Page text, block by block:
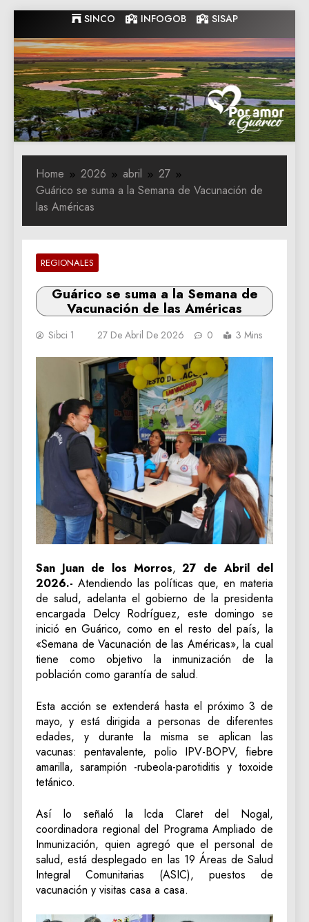
to
content
SINCO INFOGOB SISAP
Gobernacion
de Guarico
Gobernacion de Guarico
Home 2026 abril
27
Guárico se suma a la Semana de Vacunación de
las Américas
REGIONALES
Guárico se suma a la Semana de
Vacunación de las Américas
Sibci 1 27 De Abril De 2026 0 3 Mins
San Juan de los Morros,27 de Abril del
2026.- Atendiendo las políticas que, en materia
de salud, adelanta el gobierno de la presidenta
encargada Delcy Rodríguez, este domingo se
inició en Guárico, como en el resto del país, la
«Semana de Vacunación de las Américas», la cual
tiene como objetivo la inmunización de la
población como garantía de salud.
Esta acción se extenderá hasta el próximo 3 de
mayo, y está dirigida a personas de diferentes
edades, y durante la misma se aplican las
vacunas: pentavalente, polio IPV-BOPV, fiebre
amarilla, sarampión -rubeola-parotiditis y toxoide
tetánico.
Así lo señaló la lcda Claret del Nogal,
coordinadora regional del Programa Ampliado de
Inmunización, quien agregó que el personal de
salud, está desplegado en las 19 Áreas de Salud
Integral Comunitarias (ASIC), puestos de
vacunación y visitas casa a casa.